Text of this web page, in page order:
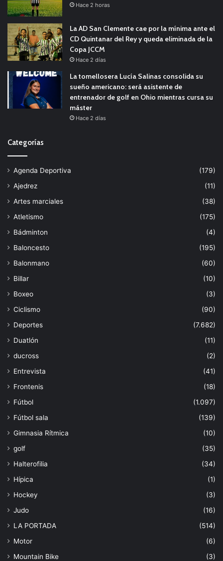
Hace 2 horas
La AD San Clemente cae por la mínima ante el
CD Quintanar del Rey y queda eliminada de la
Copa JCCM
Hace 2 días
La tomellosera Lucía Salinas consolida su
sueño americano: será asistente de
entrenador de golf en Ohio mientras cursa su
máster
Hace 2 días
Categorías
Agenda Deportiva
(179)
Ajedrez
(11)
Artes marciales
(38)
Atletismo
(175)
Bádminton
(4)
Baloncesto
(195)
Balonmano
(60)
Billar
(10)
Boxeo
(3)
Ciclismo
(90)
Deportes
(7.682)
Duatlón
(11)
ducross
(2)
Entrevista
(41)
Frontenis
(18)
Fútbol
(1.097)
Fútbol sala
(139)
Gimnasia Rítmica
(10)
golf
(35)
Halterofilia
(34)
Hípica
(1)
Hockey
(3)
Judo
(16)
LA PORTADA
(514)
Motor
(6)
Mountain Bike
(3)